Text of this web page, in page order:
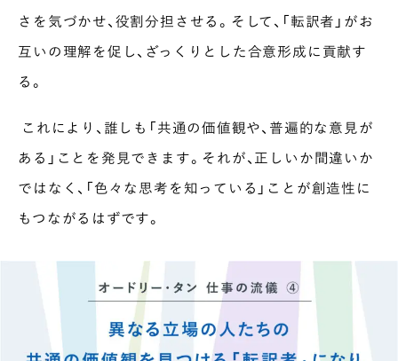
さを気づかせ、役割分担させる。そして、「転訳者」がお
互いの理解を促し、ざっくりとした合意形成に貢献す
る。
これにより、誰しも「共通の価値観や、普遍的な意見が
ある」ことを発見できます。それが、正しいか間違いか
ではなく、「色々な思考を知っている」ことが創造性に
もつながるはずです。